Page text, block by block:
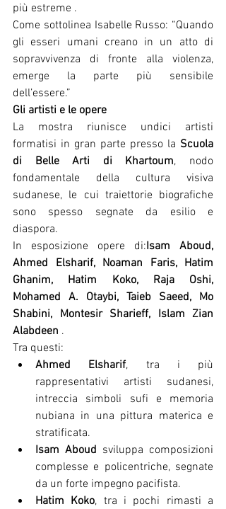
più estreme .
Come sottolinea Isabelle Russo: “Quando
gli esseri umani creano in un atto di
sopravvivenza di fronte alla violenza,
emerge la parte più sensibile
dell’essere.”
Gli artisti e le opere
La mostra riunisce undici artisti
formatisi in gran parte presso la Scuola
di Belle Arti di Khartoum, nodo
fondamentale della cultura visiva
sudanese, le cui traiettorie biografiche
sono spesso segnate da esilio e
diaspora.
In esposizione opere di:Isam Aboud,
Ahmed Elsharif, Noaman Faris, Hatim
Ghanim, Hatim Koko, Raja Oshi,
Mohamed A. Otaybi, Taieb Saeed, Mo
Shabini, Montesir Sharieff, Islam Zian
Alabdeen .
Tra questi:
Ahmed Elsharif, tra i più
rappresentativi artisti sudanesi,
intreccia simboli sufi e memoria
nubiana in una pittura materica e
stratificata.
Isam Aboud sviluppa composizioni
complesse e policentriche, segnate
da un forte impegno pacifista.
Hatim Koko, tra i pochi rimasti a